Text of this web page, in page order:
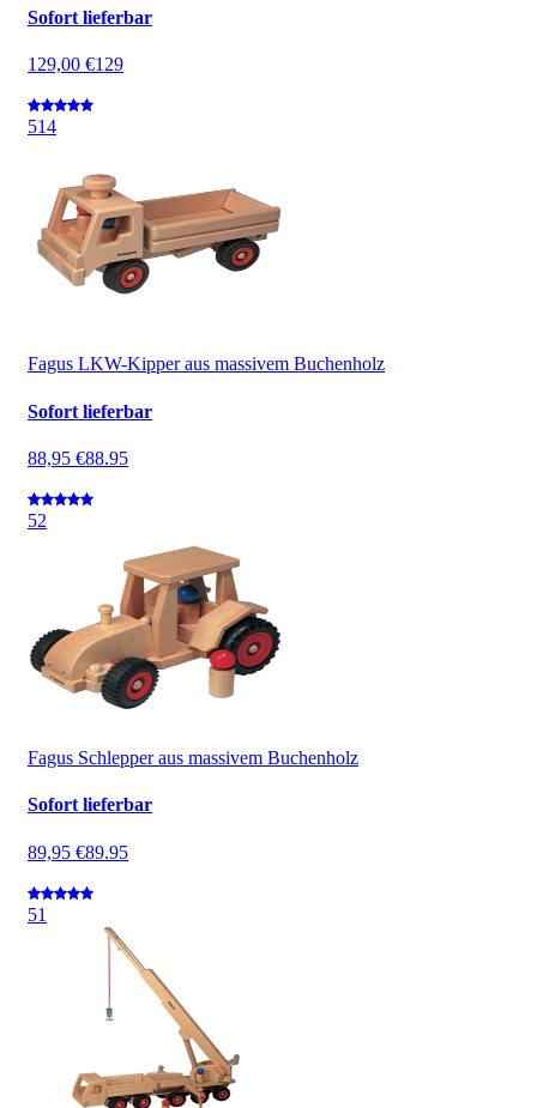
Sofort lieferbar
129,00 €129
514
Fagus LKW-Kipper aus massivem Buchenholz
Sofort lieferbar
88,95 €88.95
52
Fagus Schlepper aus massivem Buchenholz
Sofort lieferbar
89,95 €89.95
51